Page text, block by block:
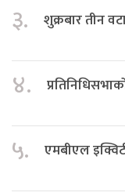
३. शुक्रबार तीन
४.
५. एमबीएल